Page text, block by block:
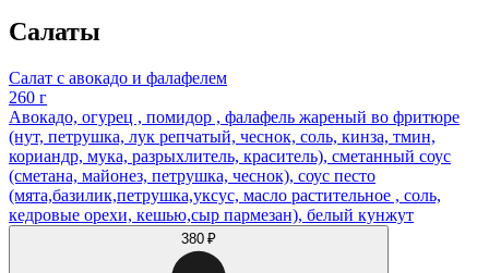
Салаты
Салат с авокадо и фалафелем
260 г
Авокадо, огурец , помидор , фалафель жареный во фритюре
(нут, петрушка, лук репчатый, чеснок, соль, кинза, тмин,
кориандр, мука, разрыхлитель, краситель), сметанный соус
(сметана, майонез, петрушка, чеснок), соус песто
(мята,базилик,петрушка,уксус, масло растительное , соль,
кедровые орехи, кешью,сыр пармезан), белый кунжут
380 ₽